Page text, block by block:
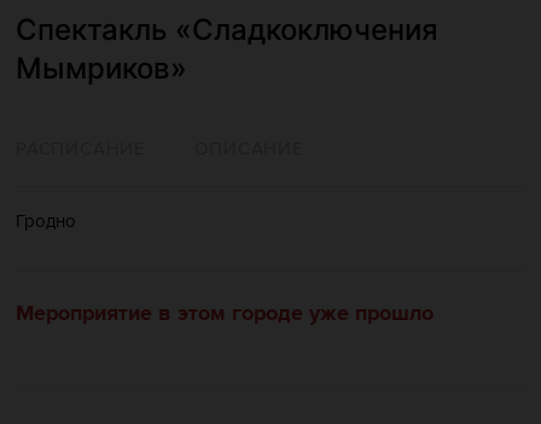
Спектакль «Сладкоключения
Мымриков»
Гродно
Мероприятие в этом городе уже прошло